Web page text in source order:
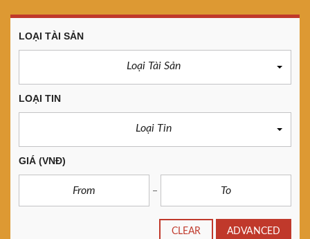
LOẠI TÀI SẢN
Loại Tài Sản
LOẠI TIN
Loại Tin
GIÁ (VNĐ)
CLEAR ADVANCED